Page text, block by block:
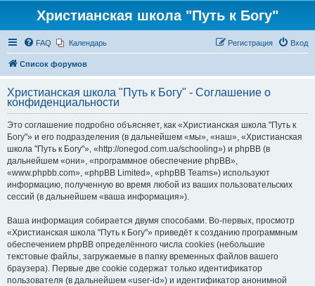
Христианская школа "Путь к Богу"
FAQ Календарь Вход
Регистрация
Список форумов
Христианская школа "Путь к Богу" - Соглашение о
конфиденциальности
Это соглашение подробно объясняет, как «Христианская школа "Путь к
Богу"» и его подразделения (в дальнейшем «мы», «наш», «Христианская
школа "Путь к Богу"», «http://onegod.com.ua/schooling») и phpBB (в
дальнейшем «они», «программное обеспечение phpBB»,
«www.phpbb.com», «phpBB Limited», «phpBB Teams») используют
информацию, полученную во время любой из ваших пользовательских
сессий (в дальнейшем «ваша информация»).
Ваша информация собирается двумя способами. Во-первых, просмотр
«Христианская школа "Путь к Богу"» приведёт к созданию программным
обеспечением phpBB определённого числа cookies (небольшие
текстовые файлы, загружаемые в папку временных файлов вашего
браузера). Первые две cookie содержат только идентификатор
пользователя (в дальнейшем «user-id») и идентификатор анонимной